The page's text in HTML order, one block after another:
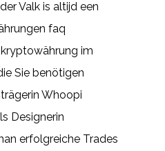
Valk is altijd een
faq
im
Sie benötigen
Whoopi
Designerin
erfolgreiche Trades